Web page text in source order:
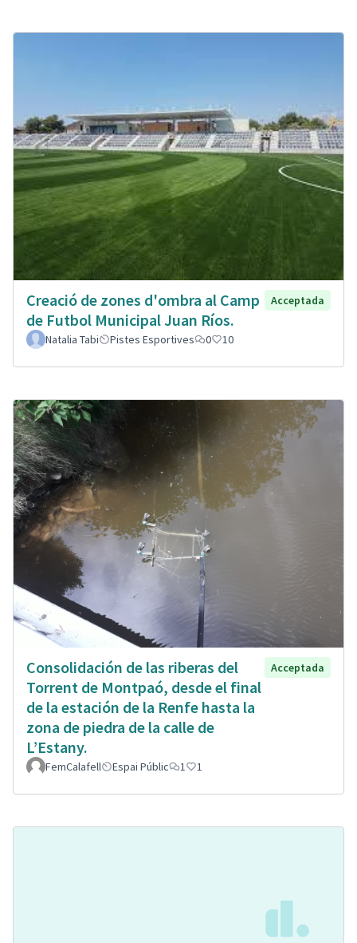
Creació de zones d'ombra al Camp
de Futbol Municipal Juan Ríos.
Acceptada
Natalia Tabi Pistes Esportives 0 10
Consolidación de las riberas del
Torrent de Montpaó, desde el final
de la estación de la Renfe hasta la
zona de piedra de la calle de
L’Estany.
Acceptada
FemCalafell Espai Públic 1 1